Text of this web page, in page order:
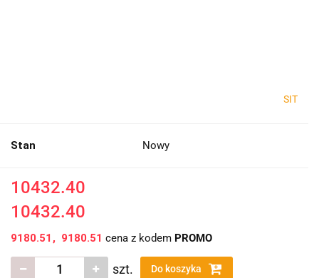
SIT
Stan Nowy
10432.40
10432.40
9180.51 9180.51 cena z kodem PROMO
szt. Do koszyka